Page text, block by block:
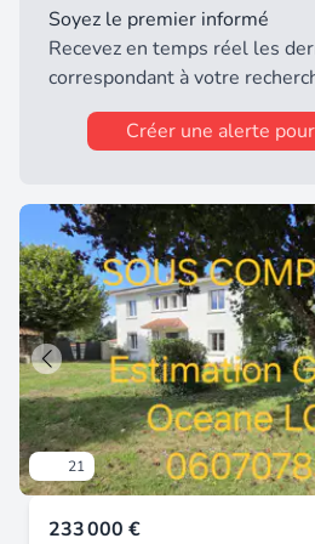
proximité A ne pas manquer !
posibilités pour cette
Soyez le premier informé
Recevez en temps réel les
correspondant à votre
Créer une alerte
21
233 000 €